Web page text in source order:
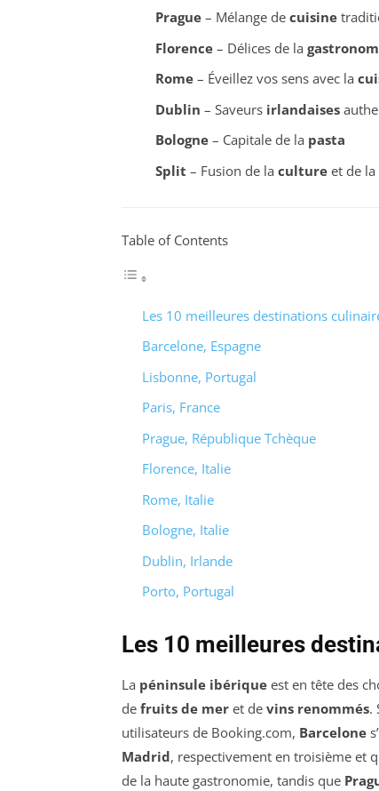
Prague– Mélange de cuisine
Florence– Délices de la
Rome– Éveillez vos sens avec la
Dublin – Saveurs irlandaises
Bologne– Capitale de la pasta
Split – Fusion de la cultureet de la
Table of Contents
Les 10 meilleures destinations
Barcelone, Espagne
Lisbonne, Portugal
Paris, France
Prague, République Tchèque
Florence, Italie
Rome, Italie
Bologne, Italie
Dublin, Irlande
Porto, Portugal
Les 10 meilleures
La péninsule ibérique est en tête des
de fruits de mer et de vins renommés.
utilisateurs de Booking.com, Barcelone
Madrid, respectivement en troisième et
de la haute gastronomie, tandis que